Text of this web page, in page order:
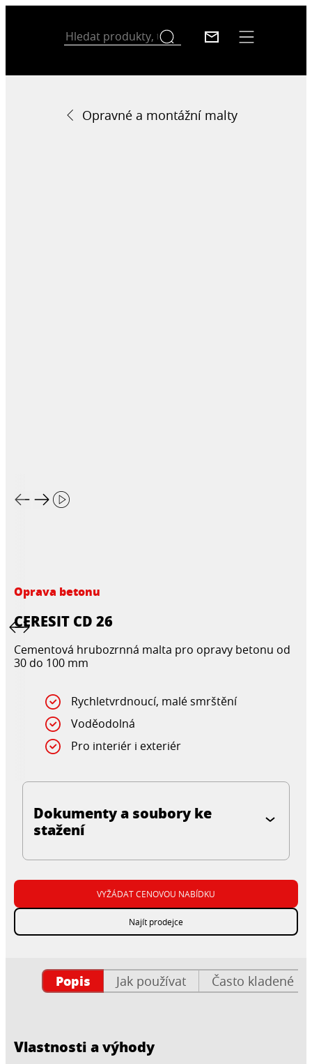
Opravné a montážní malty
Oprava betonu
CERESIT CD 26
Cementová hrubozrnná malta pro opravy betonu od
30 do 100 mm
Rychletvrdnoucí, malé smrštění
Voděodolná
Pro interiér i exteriér
Dokumenty a soubory ke
stažení
VYŽÁDAT CENOVOU NABÍDKU
Najít prodejce
Popis Jak používat Často kladené
Vlastnosti a výhody